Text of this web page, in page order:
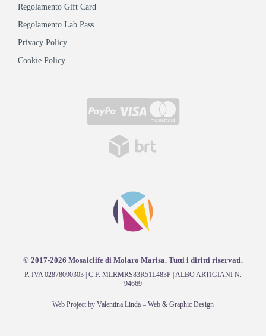
Regolamento Gift Card
Regolamento Lab Pass
Privacy Policy
Cookie Policy
© 2017-2026 Mosaiclife di Molaro Marisa. Tutti i diritti riservati.
P. IVA 02878090303 | C.F. MLRMRS83R51L483P | ALBO ARTIGIANI N.
94669
Web Project by Valentina Linda – Web & Graphic Design